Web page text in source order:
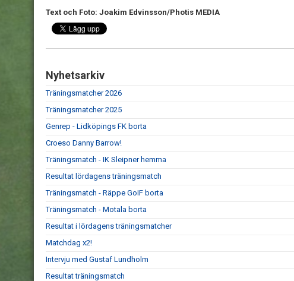
Text och Foto: Joakim Edvinsson/Photis MEDIA
Nyhetsarkiv
Träningsmatcher 2026
Träningsmatcher 2025
Genrep - Lidköpings FK borta
Croeso Danny Barrow!
Träningsmatch - IK Sleipner hemma
Resultat lördagens träningsmatch
Träningsmatch - Räppe GoIF borta
Träningsmatch - Motala borta
Resultat i lördagens träningsmatcher
Matchdag x2!
Intervju med Gustaf Lundholm
Resultat träningsmatch